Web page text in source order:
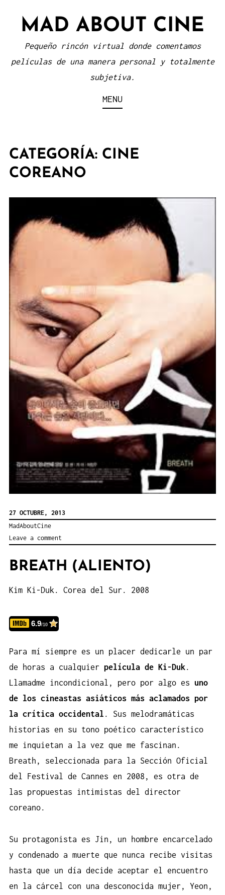
MAD ABOUT CINE
Pequeño rincón virtual donde comentamos
películas de una manera personal y totalmente
subjetiva.
MENU
CATEGORÍA: CINE
COREANO
27 OCTUBRE, 2013
MadAboutCine
Leave a comment
BREATH (ALIENTO)
Kim Ki-Duk. Corea del Sur. 2008
6.9/10
Para mí siempre es un placer dedicarle un par
de horas a cualquier película de Ki-Duk .
Llamadme incondicional, pero por algo es uno
de los cineastas asiáticos más aclamados por
la crítica occidental . Sus melodramáticas
historias en su tono poético característico
me inquietan a la vez que me fascinan.
Breath, seleccionada para la Sección Oficial
del Festival de Cannes en 2008, es otra de
las propuestas intimistas del director
coreano.
Su protagonista es Jin, un hombre encarcelado
y condenado a muerte que nunca recibe visitas
hasta que un día decide aceptar el encuentro
en la cárcel con una desconocida mujer, Yeon,